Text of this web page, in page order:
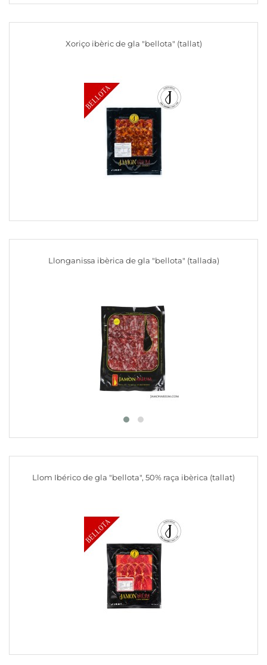
Xoriço ibèric de gla "bellota" (tallat)
Llonganissa ibèrica de gla "bellota" (tallada)
Llom Ibérico de gla "bellota", 50% raça ibèrica (tallat)